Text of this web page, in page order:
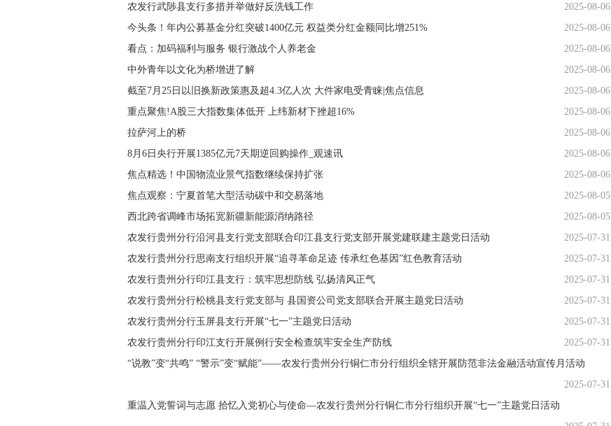
农发行武陟县支行多措并举做好反洗钱工作
2025-08-06
今头条！年内公募基金分红突破1400亿元 权益类分红金额同比增251%
2025-08-06
看点：加码福利与服务 银行激战个人养老金
2025-08-06
中外青年以文化为桥增进了解
2025-08-06
截至7月25日以旧换新政策惠及超4.3亿人次 大件家电受青睐|焦点信息
2025-08-06
重点聚焦!A股三大指数集体低开 上纬新材下挫超16%
2025-08-06
拉萨河上的桥
2025-08-06
8月6日央行开展1385亿元7天期逆回购操作_观速讯
2025-08-06
焦点精选！中国物流业景气指数继续保持扩张
2025-08-06
焦点观察：宁夏首笔大型活动碳中和交易落地
2025-08-05
西北跨省调峰市场拓宽新疆新能源消纳路径
2025-08-05
农发行贵州分行沿河县支行党支部联合印江县支行党支部开展党建联建主题党日活动
2025-07-31
农发行贵州分行思南支行组织开展“追寻革命足迹 传承红色基因”红色教育活动
2025-07-31
农发行贵州分行印江县支行：筑牢思想防线 弘扬清风正气
2025-07-31
农发行贵州分行松桃县支行党支部与 县国资公司党支部联合开展主题党日活动
2025-07-31
农发行贵州分行玉屏县支行开展“七一”主题党日活动
2025-07-31
农发行贵州分行印江支行开展例行安全检查筑牢安全生产防线
2025-07-31
“说教”变“共鸣” “警示”变“赋能”——农发行贵州分行铜仁市分行组织全辖开展防范非法金融活动宣传月活动
2025-07-31
重温入党誓词与志愿 拾忆入党初心与使命—农发行贵州分行铜仁市分行组织开展“七一”主题党日活动